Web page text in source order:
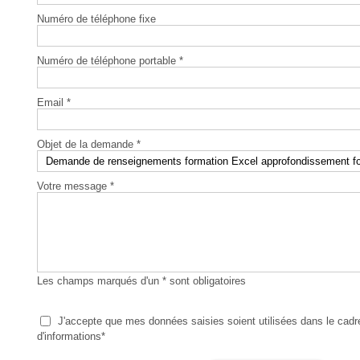
Numéro de téléphone fixe
Numéro de téléphone portable *
Email *
Objet de la demande *
Votre message *
Les champs marqués d'un * sont obligatoires
J'accepte que mes données saisies soient utilisées dans le
d'informations*